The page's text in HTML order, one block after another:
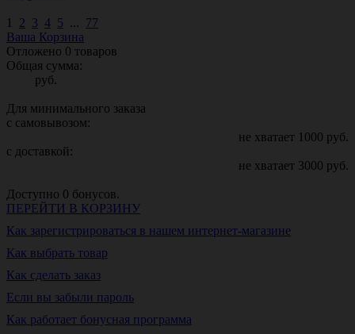
1 2 3 4 5 ... 77
Ваша Корзина
Отложено 0 товаров
Общая сумма:
руб.
Для минимального заказа
с самовывозом:
не хватает 1000 руб.
с доставкой:
не хватает 3000 руб.
Доступно 0 бонусов.
ПЕРЕЙТИ В КОРЗИНУ
Как зарегистрироваться в нашем интернет-магазине
Как выбрать товар
Как сделать заказ
Если вы забыли пароль
Как работает бонусная программа